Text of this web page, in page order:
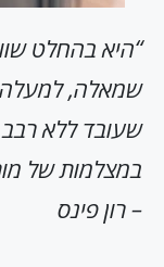
“היא בהחלט
שמאלה, למעלה
שעובד ללא
במצלמות של
– רון פינס